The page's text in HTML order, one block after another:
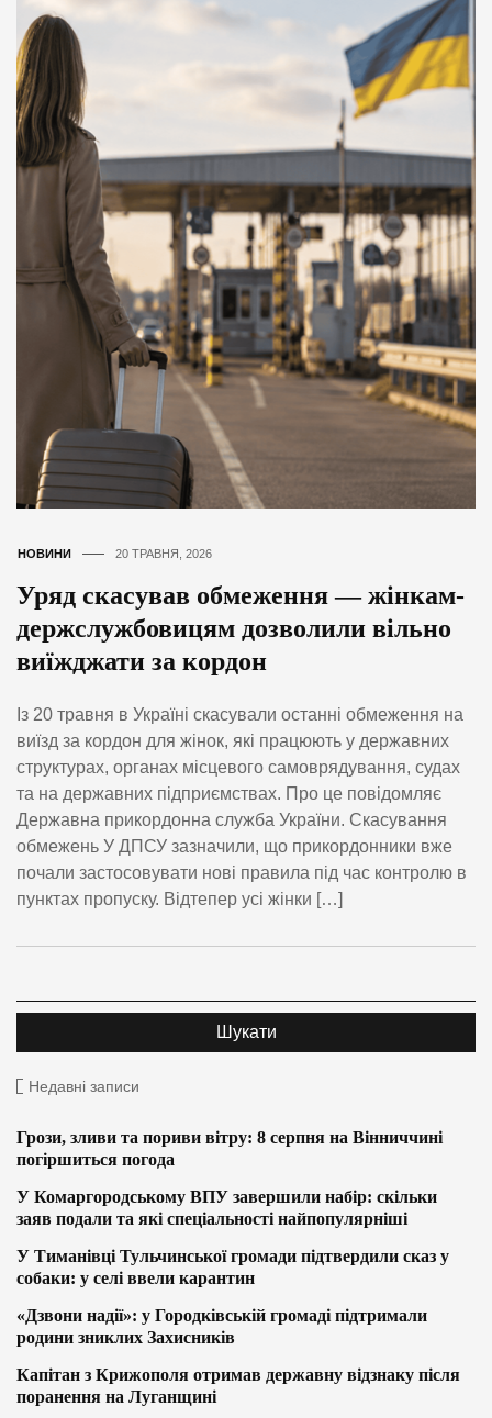
НОВИНИ 20 ТРАВНЯ, 2026
Уряд скасував обмеження — жінкам-
держслужбовицям дозволили вільно
виїжджати за кордон
Із 20 травня в Україні скасували останні обмеження на
виїзд за кордон для жінок, які працюють у державних
структурах, органах місцевого самоврядування, судах
та на державних підприємствах. Про це повідомляє
Державна прикордонна служба України. Скасування
обмежень У ДПСУ зазначили, що прикордонники вже
почали застосовувати нові правила під час контролю в
пунктах пропуску. Відтепер усі жінки […]
Недавні записи
Грози, зливи та пориви вітру: 8 серпня на Вінниччині
погіршиться погода
У Комаргородському ВПУ завершили набір: скільки
заяв подали та які спеціальності найпопулярніші
У Тиманівці Тульчинської громади підтвердили сказ у
собаки: у селі ввели карантин
«Дзвони надії»: у Городківській громаді підтримали
родини зниклих Захисників
Капітан з Крижополя отримав державну відзнаку після
поранення на Луганщині